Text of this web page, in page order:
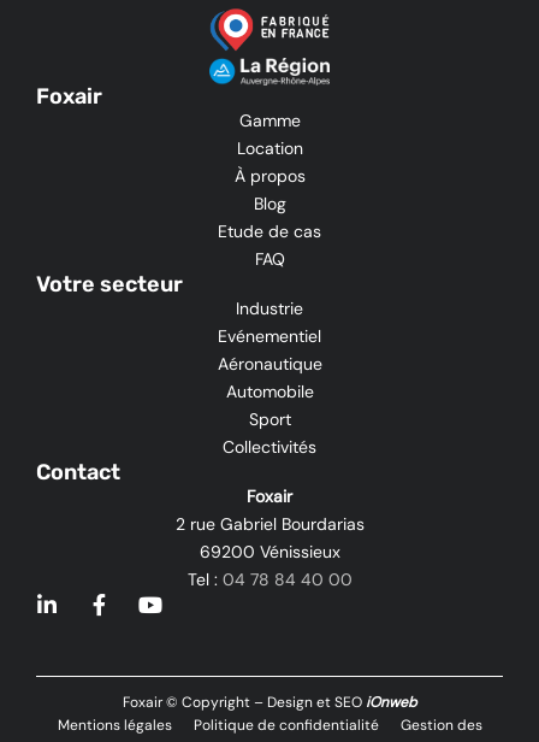
Foxair
Gamme
Location
À propos
Blog
Etude de cas
FAQ
Votre secteur
Industrie
Evénementiel
Aéronautique
Automobile
Sport
Collectivités
Contact
Foxair
2 rue Gabriel Bourdarias
69200 Vénissieux
Tel : 04 78 84 40 00
L
k
F
a
e
o
Y
t
u
b
e
Foxair © Copyright – Design et SEO iOnweb
Mentions légales
Politique de confidentialité
Gestion des